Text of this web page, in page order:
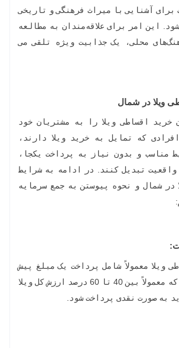
برای آشنایی با میراث فرهنگی و تاریخی
این امر برای علاقه‌مندان به مطالعه
محلی، یک جذابیت ویژه تلقی می
ویلا در شمال
خرید اقساطی ویلا را به مشتریان خود
که تمایل به خرید ویلا دارند،
مناسب و بدون نیاز به پرداخت یکجا،
تبدیل کنند. در ادامه به شرایط
در شمال و نحوه پیوستن به جمع سرمایه
ویلا معمولاً شامل پرداخت یک مبلغ پیش
پرداخت نقدی است که معمولاً بین 40 تا 60 درصد ارزش کل ویلا
به صورت نقدی پرداخت شود.